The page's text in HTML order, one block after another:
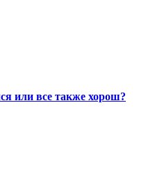
или все также хорош?